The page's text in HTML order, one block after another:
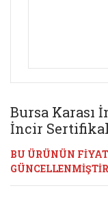
Bursa Karası
İncir
BU ÜRÜNÜN